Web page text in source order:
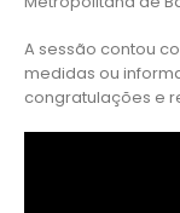
A sessão contou
medidas ou
congratulações e